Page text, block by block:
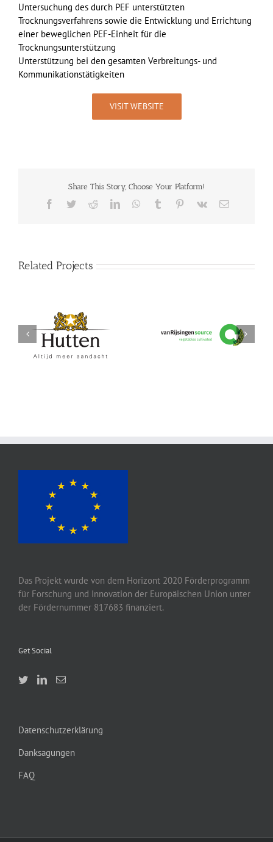
Untersuchung des durch PEF unterstützten
Trocknungsverfahrens sowie die Entwicklung und Errichtung
einer beweglichen PEF-Einheit für die
Trocknungsunterstützung
Unterstützung bei den gesamten Verbreitungs- und
Kommunikationstätigkeiten
VISIT WEBSITE
Share This Story, Choose Your Platform!
Facebook
TwitterRedditLinkedInWhatsApp
Tumblr Pinterest
Vk Email
Related Projects
Hutten vanRijsingeningredients
Das Projekt wurde von dem Horizont 2020 Förderprogramm
für Forschung und Innovation der Europäischen Union unter
der Fördernummer 817683 finanziert.
Get Social
Datenschutzerklärung
Danksagungen
FAQ